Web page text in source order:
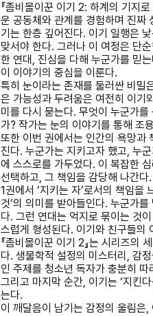
『좀비몰이꾼 이기2:하계의 기지로
운 공동체와 관계를 경험하며 진짜
기는 한층 깊어진다. 이기 일행은
맞서야 한다.그러나 이 여정은 단
한 연대 , 진심을 다해 누군가를 믿
이 이야기의 중심을 이룬다.
특히 눈이라는 존재를 둘러싼 비밀
은 가능성과 두려움은 여전히 이기
미를 다시 묻는다.무엇이 누군가를
가?작가는 눈의 이야기를 통해 조
또한 이번 권에서는 인간의 욕망과
진다.누군가는 지키고자 했고,누
에 스스로를 가두었다. 이 복잡한
선택하고,그 책임을 감당해 나간다
1권에서‘지키는 자’로서의 책임을
것’의 의미를 받아들인다.누군가를
다.그런 연대는 억지로 묶이는 것
스럽게 형성된다. 이기와 친구들의
『좀비몰이꾼 이기2』는 시리즈의
다.생물학적 설정의 미스터리 ,감
인 주제를 청소년 독자가 충분히
그리고 마지막 순간, 이기는‘지킨
는다.
이 깨달음이 남기는 감정의 울림은,